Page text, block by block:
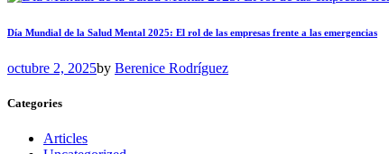
Día Mundial de la Salud Mental 2025: El rol de las empresas frente a las emergencias
octubre 2, 2025by Berenice Rodríguez
Categories
Articles